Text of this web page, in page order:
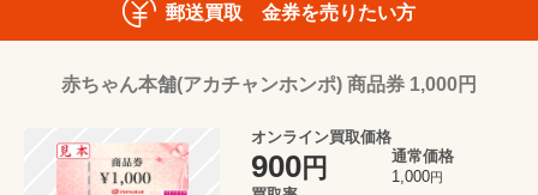
郵送買取 金券を売りたい方
赤ちゃん本舗(アカチャンホンポ) 商品券 1,000円
オンライン買取価格
900円
通常価格
1,000円